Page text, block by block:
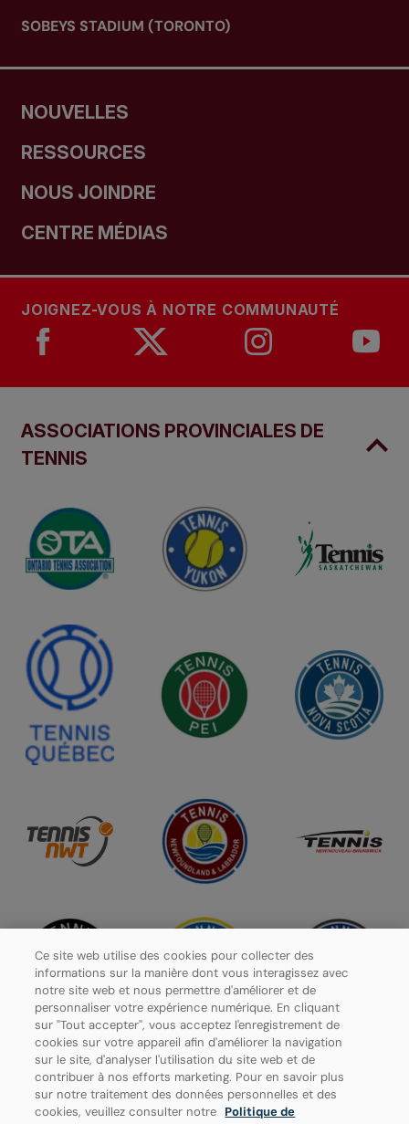
SOBEYS STADIUM (TORONTO)
NOUVELLES
RESSOURCES
NOUS JOINDRE
CENTRE MÉDIAS
JOIGNEZ-VOUS À NOTRE COMMUNAUTÉ
ASSOCIATIONS PROVINCIALES DE
TENNIS
Politique de confidentialité
Ce site web utilise des cookies pour collecter des
informations sur la manière dont vous interagissez avec
notre site web et nous permettre d'améliorer et de
personnaliser votre expérience numérique. En cliquant
sur "Tout accepter", vous acceptez l'enregistrement de
cookies sur votre appareil afin d'améliorer la navigation
sur le site, d'analyser l'utilisation du site web et de
contribuer à nos efforts marketing. Pour en savoir plus
sur notre traitement des données personnelles et des
cookies, veuillez consulter notre Politique de